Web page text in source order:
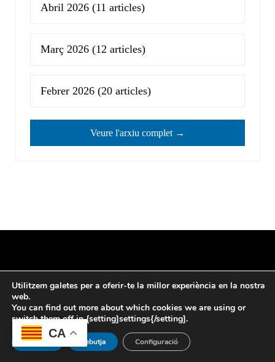
Abril 2026 (11 articles)
Març 2026 (12 articles)
Febrer 2026 (20 articles)
Veure l'arxiu complet →
Blog de l’Escola de Llibreria
Facultat d’Informació i Mitjans Audiovisuals –
Universitat de Barcelona
Gremi de Llibreters de Catalunya
CA
Utilitzem galetes per a oferir-te la millor experiència en la nostra
web.
You can find out more about which cookies we are using or
switch them off in {setting]settings{/setting].
Accepta Rebutja Configuració